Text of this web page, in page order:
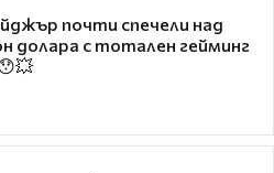
почти спечели над
долара с тотален гейминг